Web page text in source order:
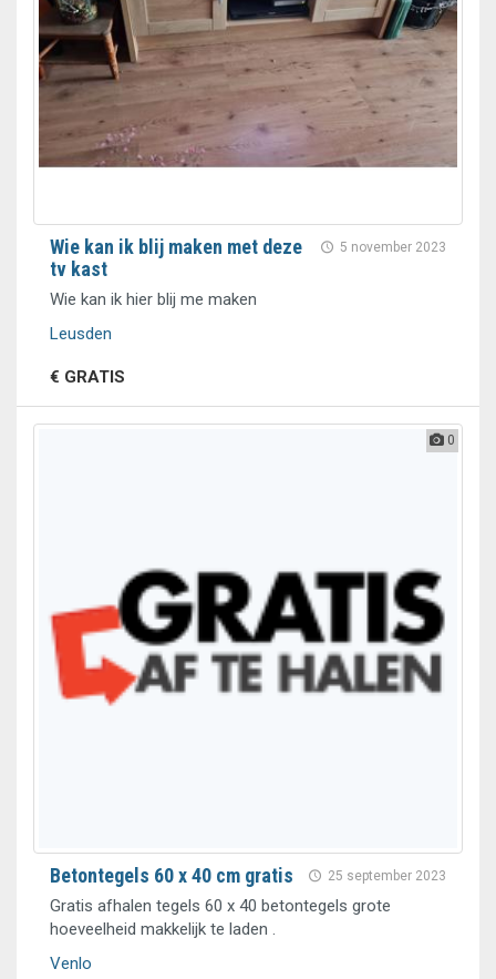
5 november 2023
Wie kan ik blij maken met deze
tv kast
Wie kan ik hier blij me maken
Leusden
€ GRATIS
0
25 september 2023
Betontegels 60 x 40 cm gratis
Gratis afhalen tegels 60 x 40 betontegels grote
hoeveelheid makkelijk te laden .
Venlo